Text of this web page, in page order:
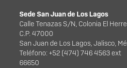
Sede San Juan de Los Lagos
Calle Tenazas S/N, Colonia El
C.P. 47000
San Juan de Los Lagos, Jalisco,
Teléfono: +52 (474) 746 4563 ext
66650